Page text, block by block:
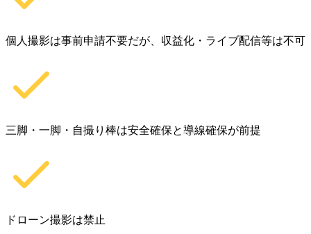
個人撮影は事前申請不要だが、収益化・ライブ配信等は不可
三脚・一脚・自撮り棒は安全確保と導線確保が前提
ドローン撮影は禁止